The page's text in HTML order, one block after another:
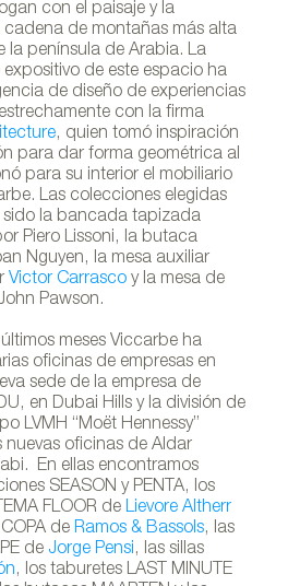
con el paisaje y la
cadena de montañas más alta
la península de Arabia. La
de este espacio ha
de diseño de experiencias
con la firma
, quien tomó inspiración
para dar forma geométrica al
para su interior el mobiliario
Las colecciones elegidas
sido la bancada tapizada
Piero Lissoni, la butaca
Nguyen, la mesa auxiliar
Victor Carrasco y la mesa de
Pawson.
meses Viccarbe ha
oficinas de empresas en
sede de la empresa de
en Dubai Hills y la división de
LVMH “Moët Hennessy”
nuevas oficinas de Aldar
En ellas encontramos
SEASON y PENTA, los
FLOOR deLievore Altherr
deRamos & Bassols, las
de Jorge Pensi, las sillas
, los taburetes LAST MINUTE